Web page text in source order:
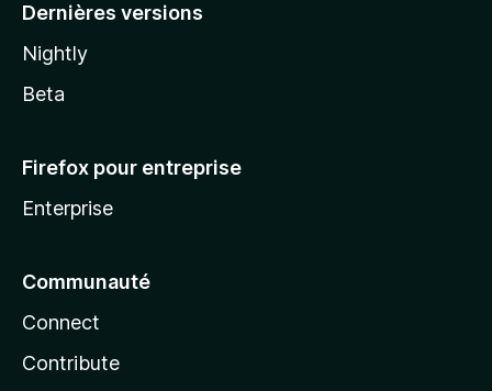
Dernières versions
Nightly
Beta
Firefox pour entreprise
Enterprise
Communauté
Connect
Contribute